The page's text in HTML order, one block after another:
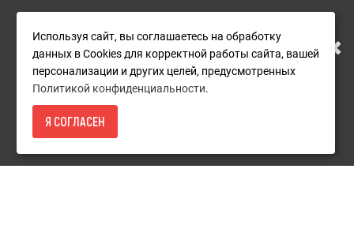
РАБОТАТЬ ПО НОВОМУ
АДРЕСУ. ПОДРОБНАЯ
ИНФОРМАЦИЯ О ПЕРЕЕЗДЕ
Условия возврата
О компании
Доставка
Оплата
Гарантия и сервис
Используя сайт, вы соглашаетесь на обработку
данных в Cookies для корректной работы сайта, вашей
персонализации и других целей, предусмотренных
Политикой конфиденциальности.
Я СОГЛАСЕН